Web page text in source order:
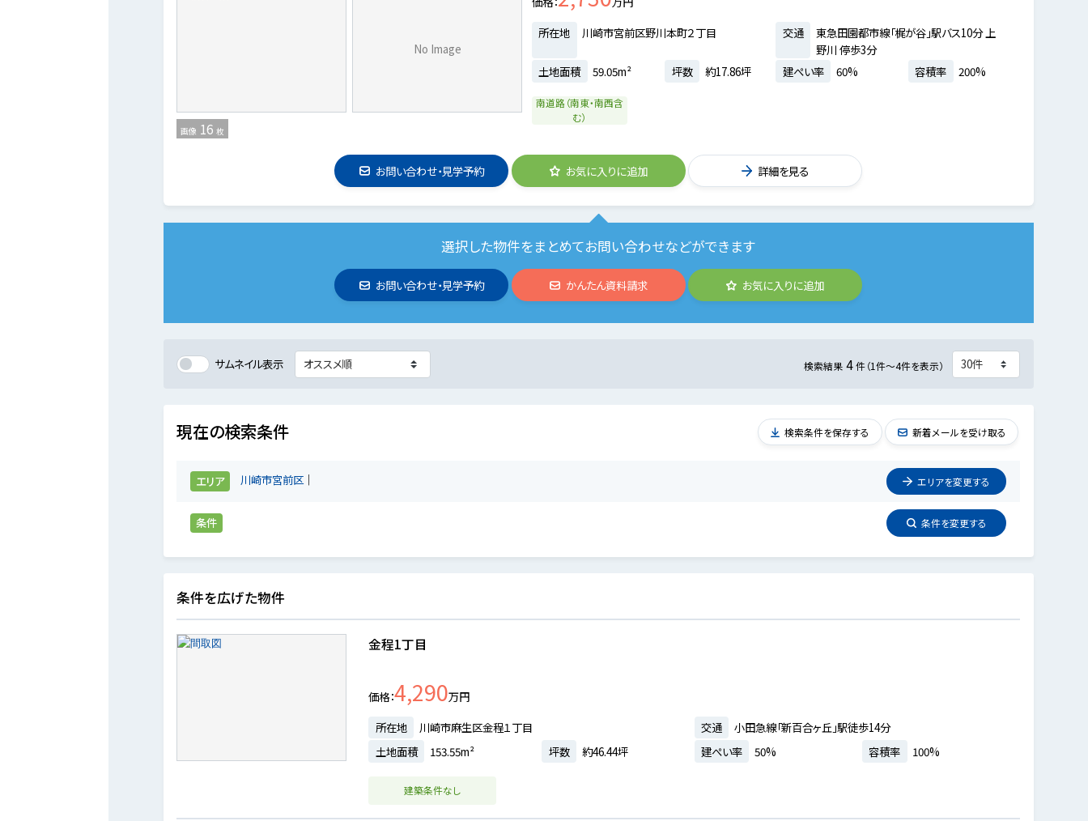
No Image
画像 16 枚
所在地
川崎市宮前区野川本町２丁目 交通
東急田園都市線「梶が谷」駅バス10分 上
野川 停歩3分
土地面積
59.05m² 坪数 約17.86坪 建ぺい率 60% 容積率 200%
南道路（南東・南西含
む）
お問い合わせ・見学予約 お気に入りに追加 詳細を見る
選択した物件をまとめてお問い合わせなどができます
お問い合わせ・見学予約 かんたん資料請求 お気に入りに追加
サムネイル表示 検索結果 4 件（1件～4件を表示）
現在の検索条件
エリア 川崎市宮前区 エリアを変更する
条件 条件を変更する
検索条件を保存する 新着メールを受け取る
条件を広げた物件
金程1丁目
価格 4,290万円
所在地
川崎市麻生区金程１丁目 交通
小田急線「新百合ヶ丘」駅徒歩14分
土地面積
153.55m² 坪数 約46.44坪 建ぺい率 50% 容積率 100%
建築条件なし